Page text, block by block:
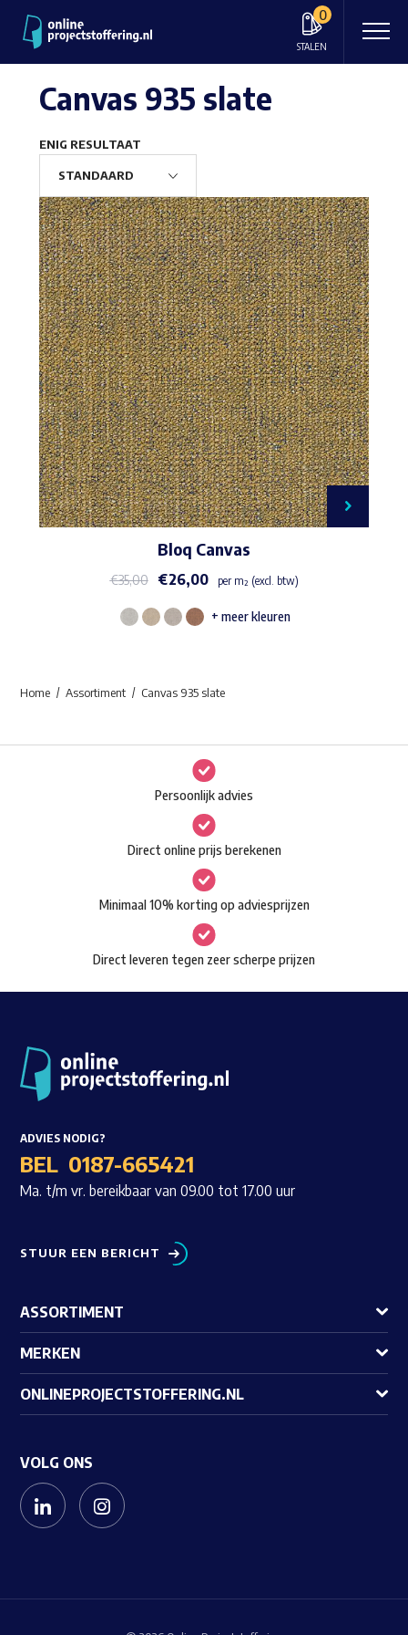
0
STALEN
Waar ben je naar op zoek?
Canvas 935 slate
ENIG RESULTAAT
Bloq Canvas
€35,00 €26,00 per m² (excl. btw)
Dit
Deze
optie
kan
gekozen
worden
op
de
productpagina
+ meer kleuren
Home Assortiment Canvas 935 slate
Persoonlijk advies
Direct online prijs berekenen
Minimaal 10% korting op adviesprijzen
Direct leveren tegen zeer scherpe prijzen
ADVIES NODIG?
BEL 0187-665421
Ma. t/m vr. bereikbaar van 09.00 tot 17.00 uur
STUUR EEN BERICHT
ASSORTIMENT
MERKEN
ONLINEPROJECTSTOFFERING.NL
VOLG ONS